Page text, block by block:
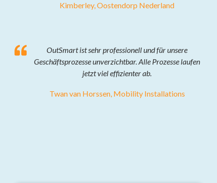
Kimberley, Oostendorp Nederland
OutSmart ist sehr professionell und für unsere
Geschäftsprozesse unverzichtbar. Alle Prozesse laufen
jetzt viel effizienter ab.
Twan van Horssen, Mobility Installations